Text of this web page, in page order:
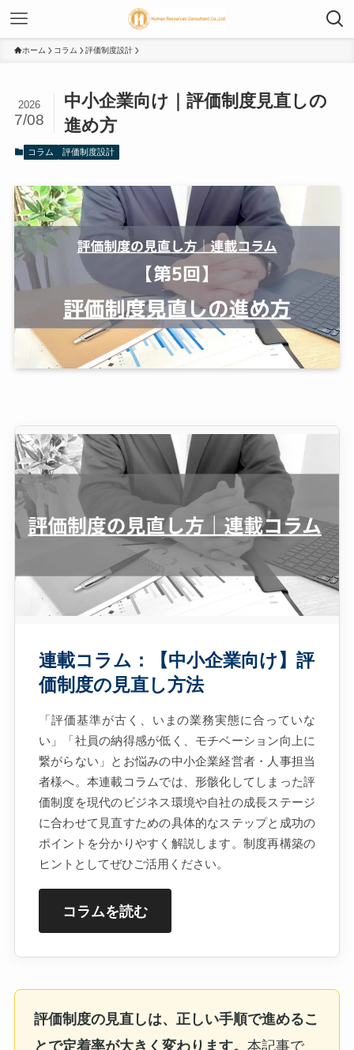
ホーム コラム 評価制度設計
中小企業向け｜評価制度見直しの
進め方
2026
7/08
コラム 評価制度設計
連載コラム：【中小企業向け】評
価制度の見直し方法
「評価基準が古く、いまの業務実態に合っていな
い」「社員の納得感が低く、モチベーション向上に
繋がらない」とお悩みの中小企業経営者・人事担当
者様へ。本連載コラムでは、形骸化してしまった評
価制度を現代のビジネス環境や自社の成長ステージ
に合わせて見直すための具体的なステップと成功の
ポイントを分かりやすく解説します。制度再構築の
ヒントとしてぜひご活用ください。
コラムを読む
評価制度の見直しは、正しい手順で進めるこ
とで定着率が大きく変わります。 本記事で